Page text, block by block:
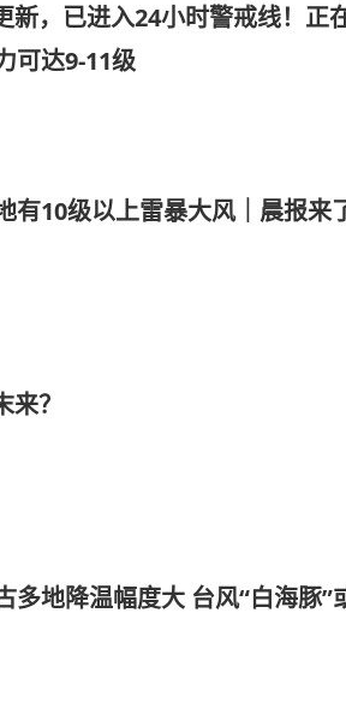
新，已进入24小时警戒线！正
可达9-11级
有10级以上雷暴大风｜晨报来
？
多地降温幅度大 台风“白海豚”